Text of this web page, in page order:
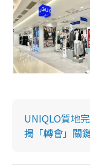
UNIQLO質地
揭「轉會」關